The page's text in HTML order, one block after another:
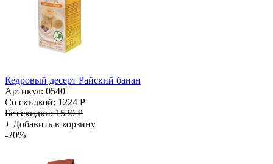
Кедровый десерт Райский банан
Артикул: 0540
Со скидкой: 1224 Р
Без скидки:1530 Р
+ Добавить в корзину
-20%